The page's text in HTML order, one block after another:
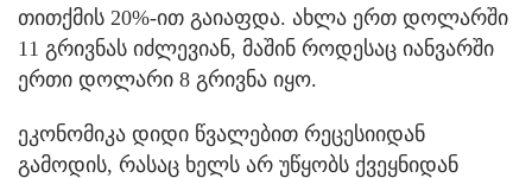
თითქმის 20%-ით გაიაფდა. ახლა ერთ დოლარში
11 გრივნას იძლევიან, მაშინ როდესაც იანვარში
ერთი დოლარი 8 გრივნა იყო.
ეკონომიკა დიდი წვალებით რეცესიიდან
გამოდის, რასაც ხელს არ უწყობს ქვეყნიდან